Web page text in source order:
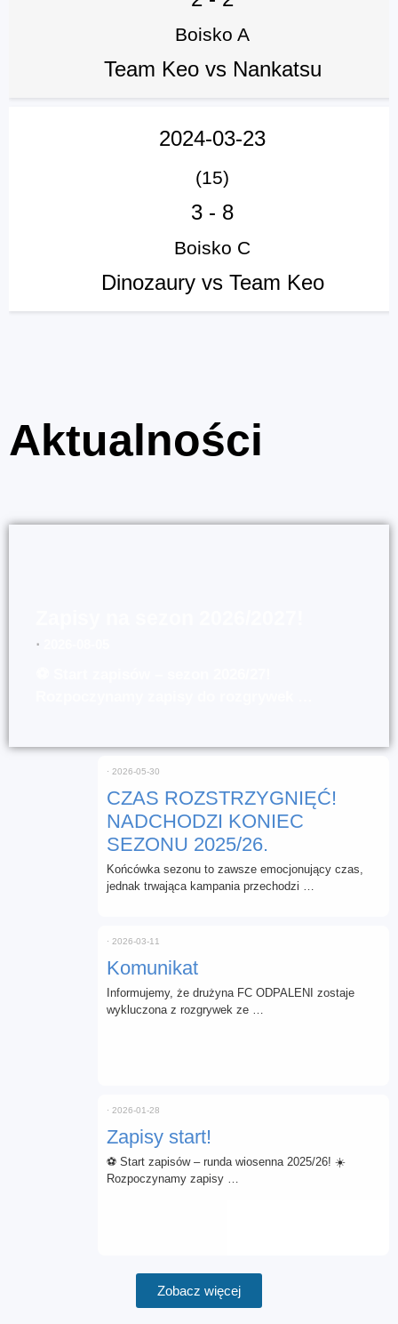
Boisko A
Team Keo vs Nankatsu
2024-03-23
(15)
3 - 8
Boisko C
Dinozaury vs Team Keo
Aktualności
⋅
CZAS ROZSTRZYGNIĘĆ!
NADCHODZI KONIEC
SEZONU 2025/26.
⋅ 2026-05-30
Końcówka sezonu to zawsze emocjonujący czas,
jednak trwająca kampania przechodzi …
Komunikat
⋅ 2026-03-11
Informujemy, że drużyna FC ODPALENI zostaje
wykluczona z rozgrywek ze …
Zapisy start!
⋅ 2026-01-28
⚽ Start zapisów – runda wiosenna 2025/26! ☀️
Rozpoczynamy zapisy …
Zobacz więcej